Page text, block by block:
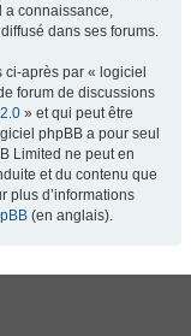
a connaissance,
dans ses forums.
après par « logiciel
forum de discussions
» et qui peut être
phpBB a pour seul
Limited ne peut en
et du contenu que
plus d’informations
(en anglais).